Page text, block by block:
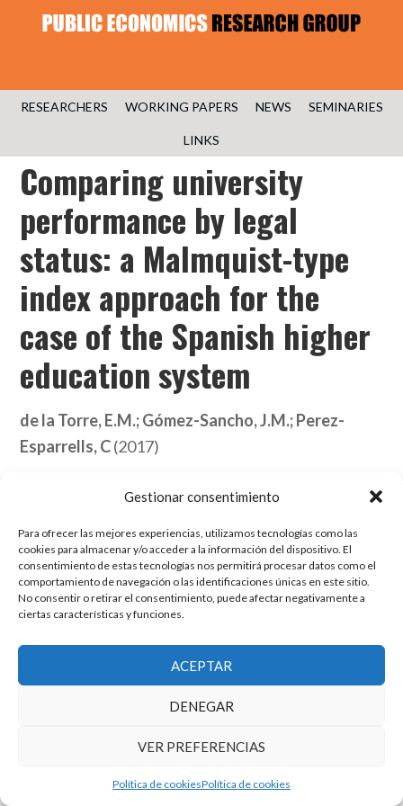
Gestionar consentimiento
Para ofrecer las mejores experiencias, utilizamos tecnologías como las
cookies para almacenar y/o acceder a la información del dispositivo. El
consentimiento de estas tecnologías nos permitirá procesar datos como el
comportamiento de navegación o las identificaciones únicas en este sitio.
No consentir o retirar el consentimiento, puede afectar negativamente a
ciertas características y funciones.
ACEPTAR
DENEGAR
VER PREFERENCIAS
Política de cookiesPolítica de cookies
RESEARCHERS WORKING PAPERS NEWS SEMINARIES
LINKS
Comparing university
performance by legal
status: a Malmquist-type
index approach for the
case of the Spanish higher
education system
de la Torre, E.M.; Gómez-Sancho, J.M.; Perez-
Esparrells, C(2017)
TERTIARY EDUCATION AND MANAGEMENT. 23
Link
Monta tu Blog· construido con el framework
Política de privacidad de datos
·WordPress·Acceder